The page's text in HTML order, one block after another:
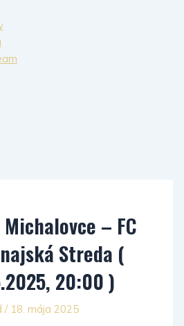
– FC
Streda (
20:00 )
/ 18. mája 2025